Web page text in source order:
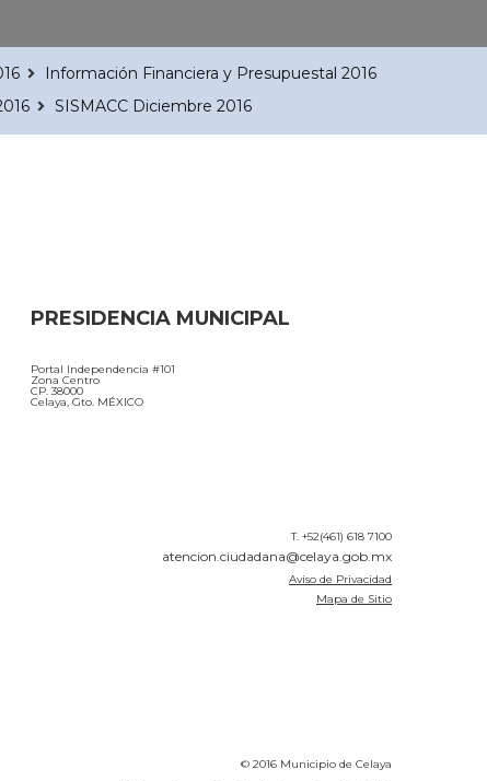
Información Financiera y Presupuestal 2016
SISMACC Diciembre 2016
PRESIDENCIA MUNICIPAL
Portal Independencia #101
Zona Centro
CP. 38000
Celaya, Gto. MÉXICO
T. +52(461) 618 7100
atencion.ciudadana@celaya.gob.mx
Aviso de Privacidad
Mapa de Sitio
© 2016 Municipio de Celaya